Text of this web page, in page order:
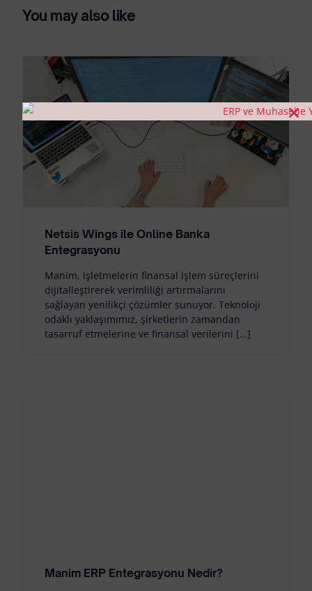
You may also like
Netsis Wings ile Online Banka
Entegrasyonu
Manim, işletmelerin finansal işlem süreçlerini
dijitalleştirerek verimliliği artırmalarını
sağlayan yenilikçi çözümler sunuyor. Teknoloji
odaklı yaklaşımımız, şirketlerin zamandan
tasarruf etmelerine ve finansal verilerini […]
Manim ERP Entegrasyonu Nedir?